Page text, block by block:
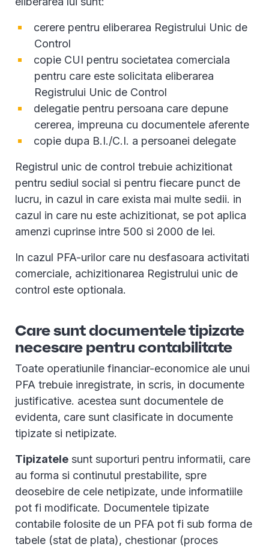
cerere pentru eliberarea Registrului Unic de
Control
copie CUI pentru societatea comerciala
pentru care este solicitata eliberarea
Registrului Unic de Control
delegatie pentru persoana care depune
cererea, impreuna cu documentele aferente
copie dupa B.I./C.I. a persoanei delegate
Registrul unic de control trebuie achizitionat
pentru sediul social si pentru fiecare punct de
lucru, in cazul in care exista mai multe sedii. in
cazul in care nu este achizitionat, se pot aplica
amenzi cuprinse intre 500 si 2000 de lei.
In cazul PFA-urilor care nu desfasoara activitati
comerciale, achizitionarea Registrului unic de
control este optionala.
Care sunt documentele tipizate
necesare pentru contabilitate
Toate operatiunile financiar-economice ale unui
PFA trebuie inregistrate, in scris, in documente
justificative. acestea sunt documentele de
evidenta, care sunt clasificate in documente
tipizate si netipizate.
Tipizatele sunt suporturi pentru informatii, care
au forma si continutul prestabilite, spre
deosebire de cele netipizate, unde informatiile
pot fi modificate. Documentele tipizate
contabile folosite de un PFA pot fi sub forma de
tabele (stat de plata), chestionar (proces